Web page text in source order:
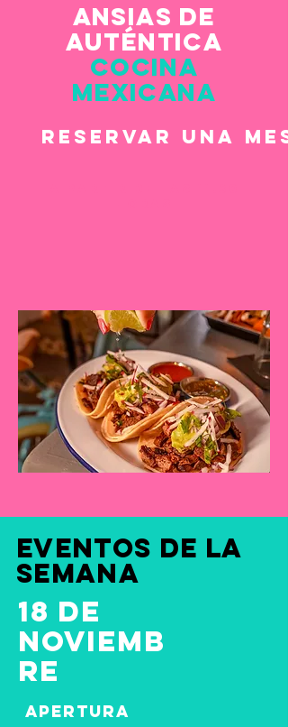
Ansias de
auténtica
cocina
mexicana
reservar una
eventos de la
semana
18 DE
NOVIEMB
RE
apertura